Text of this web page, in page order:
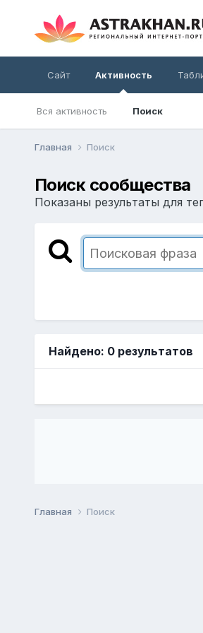
Сайт Активность
Вся активность Поиск
Главная Поиск
Поиск сообщества
Показаны результаты для
Найдено: 0 результатов
Главная Поиск